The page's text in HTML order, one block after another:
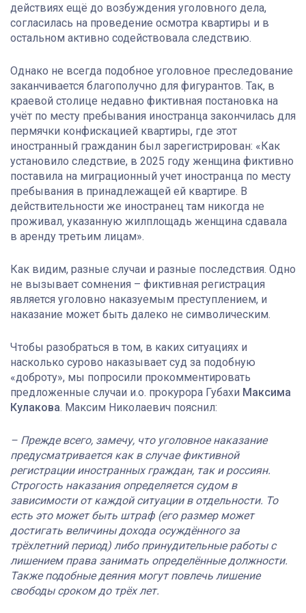
действиях ещё до возбуждения уголовного дела,
согласилась на проведение осмотра квартиры и в
остальном активно содействовала следствию.
Однако не всегда подобное уголовное преследование
заканчивается благополучно для фигурантов. Так, в
краевой столице недавно фиктивная постановка на
учёт по месту пребывания иностранца закончилась для
пермячки конфискацией квартиры, где этот
иностранный гражданин был зарегистрирован: «Как
установило следствие, в 2025 году женщина фиктивно
поставила на миграционный учет иностранца по месту
пребывания в принадлежащей ей квартире. В
действительности же иностранец там никогда не
проживал, указанную жилплощадь женщина сдавала
в аренду третьим лицам».
Как видим, разные случаи и разные последствия. Одно
не вызывает сомнения – фиктивная регистрация
является уголовно наказуемым преступлением, и
наказание может быть далеко не символическим.
Чтобы разобраться в том, в каких ситуациях и
насколько сурово наказывает суд за подобную
«доброту», мы попросили прокомментировать
предложенные случаи и.о. прокурора Губахи Максима
Кулакова. Максим Николаевич пояснил:
– Прежде всего, замечу, что уголовное наказание
предусматривается как в случае фиктивной
регистрации иностранных граждан, так и россиян.
Строгость наказания определяется судом в
зависимости от каждой ситуации в отдельности. То
есть это может быть штраф (его размер может
достигать величины дохода осуждённого за
трёхлетний период) либо принудительные работы с
лишением права занимать определённые должности.
Также подобные деяния могут повлечь лишение
свободы сроком до трёх лет.